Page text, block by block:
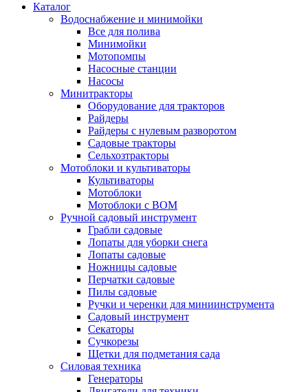
Каталог
Водоснабжение и минимойки
Все для полива
Минимойки
Мотопомпы
Насосные станции
Насосы
Минитракторы
Оборудование для тракторов
Райдеры
Райдеры с нулевым разворотом
Садовые тракторы
Сельхозтракторы
Мотоблоки и культиваторы
Культиваторы
Мотоблоки
Мотоблоки с ВОМ
Ручной садовый инструмент
Грабли садовые
Лопаты для уборки снега
Лопаты садовые
Ножницы садовые
Перчатки садовые
Пилы садовые
Ручки и черенки для миниинструмента
Садовый инструмент
Секаторы
Сучкорезы
Щетки для подметания сада
Силовая техника
Генераторы